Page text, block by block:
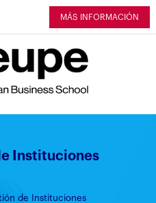
MÁS INFORMACIÓN
Instituciones
de Instituciones